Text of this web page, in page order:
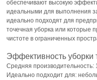
обеспечивают высокую
идеальными для выполнения
идеально подходят для
точечная уборка или которые
чистоте в ограниченных
Эффективность уборки
Средняя производительность:
Идеально подходит для: